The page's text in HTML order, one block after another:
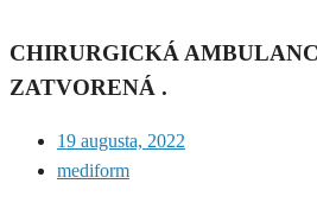
CHIRURGICKÁ
ZATVORENÁ .
19 augusta, 2022
mediform